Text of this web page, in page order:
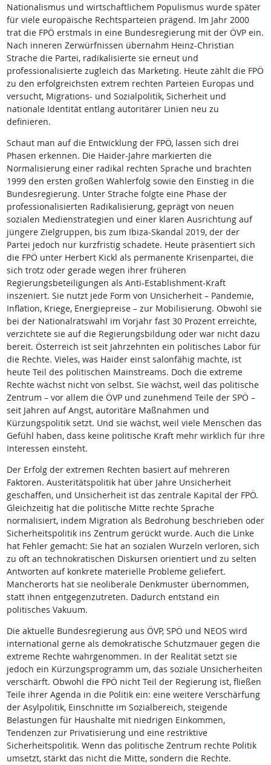
Nationalismus und wirtschaftlichem Populismus wurde später
für viele europäische Rechtsparteien prägend. Im Jahr 2000
trat die FPÖ erstmals in eine Bundesregierung mit der ÖVP ein.
Nach inneren Zerwürfnissen übernahm Heinz-Christian
Strache die Partei, radikalisierte sie erneut und
professionalisierte zugleich das Marketing. Heute zählt die FPÖ
zu den erfolgreichsten extrem rechten Parteien Europas und
versucht, Migrations- und Sozialpolitik, Sicherheit und
nationale Identität entlang autoritärer Linien neu zu
definieren.
Schaut man auf die Entwicklung der FPÖ, lassen sich drei
Phasen erkennen. Die Haider-Jahre markierten die
Normalisierung einer radikal rechten Sprache und brachten
1999 den ersten großen Wahlerfolg sowie den Einstieg in die
Bundesregierung. Unter Strache folgte eine Phase der
professionalisierten Radikalisierung, geprägt von neuen
sozialen Medienstrategien und einer klaren Ausrichtung auf
jüngere Zielgruppen, bis zum Ibiza-Skandal 2019, der der
Partei jedoch nur kurzfristig schadete. Heute präsentiert sich
die FPÖ unter Herbert Kickl als permanente Krisenpartei, die
sich trotz oder gerade wegen ihrer früheren
Regierungsbeteiligungen als Anti-Establishment-Kraft
inszeniert. Sie nutzt jede Form von Unsicherheit – Pandemie,
Inflation, Kriege, Energiepreise – zur Mobilisierung. Obwohl sie
bei der Nationalratswahl im Vorjahr fast 30 Prozent erreichte,
verzichtete sie auf die Regierungsbildung oder war nicht dazu
bereit. Österreich ist seit Jahrzehnten ein politisches Labor für
die Rechte. Vieles, was Haider einst salonfähig machte, ist
heute Teil des politischen Mainstreams. Doch die extreme
Rechte wächst nicht von selbst. Sie wächst, weil das politische
Zentrum – vor allem die ÖVP und zunehmend Teile der SPÖ –
seit Jahren auf Angst, autoritäre Maßnahmen und
Kürzungspolitik setzt. Und sie wächst, weil viele Menschen das
Gefühl haben, dass keine politische Kraft mehr wirklich für ihre
Interessen einsteht.
Der Erfolg der extremen Rechten basiert auf mehreren
Faktoren. Austeritätspolitik hat über Jahre Unsicherheit
geschaffen, und Unsicherheit ist das zentrale Kapital der FPÖ.
Gleichzeitig hat die politische Mitte rechte Sprache
normalisiert, indem Migration als Bedrohung beschrieben oder
Sicherheitspolitik ins Zentrum gerückt wurde. Auch die Linke
hat Fehler gemacht: Sie hat an sozialen Wurzeln verloren, sich
zu oft an technokratischen Diskursen orientiert und zu selten
Antworten auf konkrete materielle Probleme geliefert.
Mancherorts hat sie neoliberale Denkmuster übernommen,
statt ihnen entgegenzutreten. Dadurch entstand ein
politisches Vakuum.
Die aktuelle Bundesregierung aus ÖVP, SPÖ und NEOS wird
international gerne als demokratische Schutzmauer gegen die
extreme Rechte wahrgenommen. In der Realität setzt sie
jedoch ein Kürzungsprogramm um, das soziale Unsicherheiten
verschärft. Obwohl die FPÖ nicht Teil der Regierung ist, fließen
Teile ihrer Agenda in die Politik ein: eine weitere Verschärfung
der Asylpolitik, Einschnitte im Sozialbereich, steigende
Belastungen für Haushalte mit niedrigen Einkommen,
Tendenzen zur Privatisierung und eine restriktive
Sicherheitspolitik. Wenn das politische Zentrum rechte Politik
umsetzt, stärkt das nicht die Mitte, sondern die Rechte.